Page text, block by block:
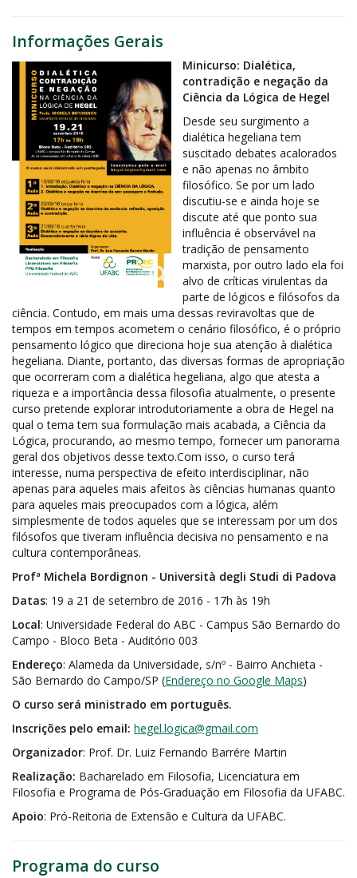
Informações Gerais
Minicurso: Dialética,
contradição e negação da
Ciência da Lógica de Hegel
Desde seu surgimento a
dialética hegeliana tem
suscitado debates acalorados
e não apenas no âmbito
filosófico. Se por um lado
discutiu-se e ainda hoje se
discute até que ponto sua
influência é observável na
tradição de pensamento
marxista, por outro lado ela foi
alvo de críticas virulentas da
parte de lógicos e filósofos da
ciência. Contudo, em mais uma dessas reviravoltas que de
tempos em tempos acometem o cenário filosófico, é o próprio
pensamento lógico que direciona hoje sua atenção à dialética
hegeliana. Diante, portanto, das diversas formas de apropriação
que ocorreram com a dialética hegeliana, algo que atesta a
riqueza e a importância dessa filosofia atualmente, o presente
curso pretende explorar introdutoriamente a obra de Hegel na
qual o tema tem sua formulação mais acabada, a Ciência da
Lógica, procurando, ao mesmo tempo, fornecer um panorama
geral dos objetivos desse texto.Com isso, o curso terá
interesse, numa perspectiva de efeito interdisciplinar, não
apenas para aqueles mais afeitos às ciências humanas quanto
para aqueles mais preocupados com a lógica, além
simplesmente de todos aqueles que se interessam por um dos
filósofos que tiveram influência decisiva no pensamento e na
cultura contemporâneas.
Profª Michela Bordignon - Università degli Studi di Padova
Datas: 19 a 21 de setembro de 2016 - 17h às 19h
Local: Universidade Federal do ABC - Campus São Bernardo do
Campo - Bloco Beta - Auditório 003
Endereço: Alameda da Universidade, s/nº - Bairro Anchieta -
São Bernardo do Campo/SP (Endereço no Google Maps)
O curso será ministrado em português.
Inscrições pelo email: hegel.logica@gmail.com
Organizador: Prof. Dr. Luiz Fernando Barrére Martin
Realização: Bacharelado em Filosofia, Licenciatura em
Filosofia e Programa de Pós-Graduação em Filosofia da UFABC.
Apoio: Pró-Reitoria de Extensão e Cultura da UFABC.
Programa do curso